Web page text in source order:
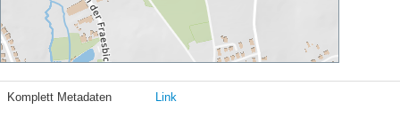
Komplett Metadaten Link